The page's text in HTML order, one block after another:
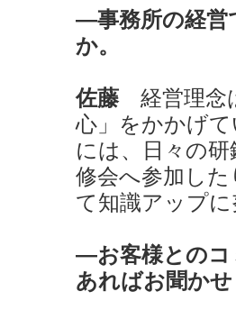
―事務所の経営
か。
佐藤 経営理念
心」をかかげ
には、日々の
修会へ参加し
て知識アップ
―お客様とのコ
あればお聞か